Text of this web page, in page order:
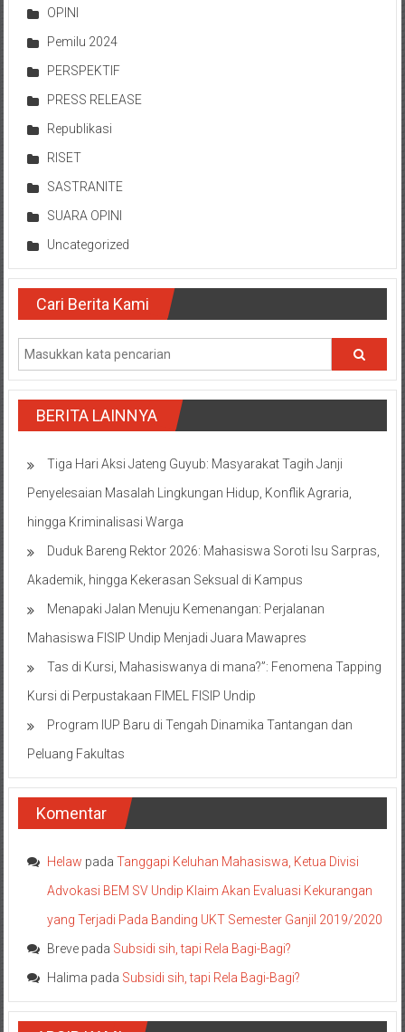
OPINI
Pemilu 2024
PERSPEKTIF
PRESS RELEASE
Republikasi
RISET
SASTRANITE
SUARA OPINI
Uncategorized
Cari Berita Kami
BERITA LAINNYA
Tiga Hari Aksi Jateng Guyub: Masyarakat Tagih Janji
Penyelesaian Masalah Lingkungan Hidup, Konflik Agraria,
hingga Kriminalisasi Warga
Duduk Bareng Rektor 2026: Mahasiswa Soroti Isu Sarpras,
Akademik, hingga Kekerasan Seksual di Kampus
Menapaki Jalan Menuju Kemenangan: Perjalanan
Mahasiswa FISIP Undip Menjadi Juara Mawapres
Tas di Kursi, Mahasiswanya di mana?”: Fenomena Tapping
Kursi di Perpustakaan FIMEL FISIP Undip
Program IUP Baru di Tengah Dinamika Tantangan dan
Peluang Fakultas
Komentar
Helaw pada Tanggapi Keluhan Mahasiswa, Ketua Divisi
Advokasi BEM SV Undip Klaim Akan Evaluasi Kekurangan
yang Terjadi Pada Banding UKT Semester Ganjil 2019/2020
Brevepada Subsidi sih, tapi Rela Bagi-Bagi?
Halima pada Subsidi sih, tapi Rela Bagi-Bagi?